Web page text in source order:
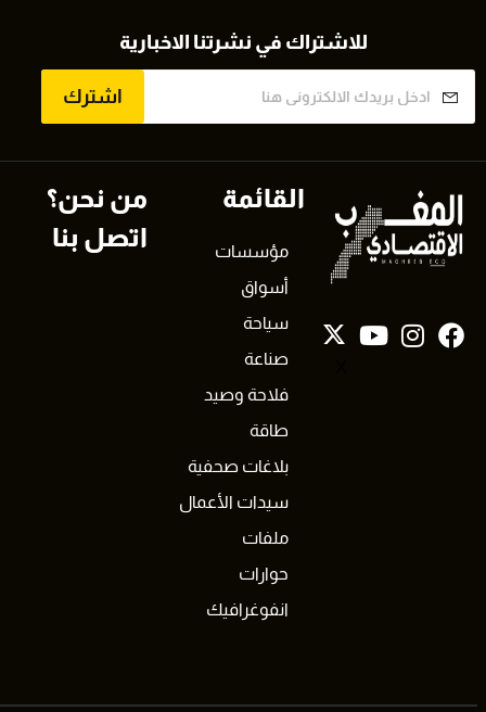
للاشتراك في نشرتنا الاخبارية
اشترك
القائمة
مؤسسات
أسواق
سياحة
صناعة
فلاحة وصيد
طاقة
بلاغات صحفية
سيدات الأعمال
ملفات
حوارات
انفوغرافيك
من نحن؟
اتصل بنا